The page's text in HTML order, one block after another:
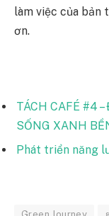
làm việc của bản
ơn.
TÁCH CAFÉ #4
SỐNG XANH
Phát triển năng